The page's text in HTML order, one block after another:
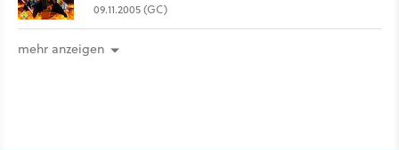
09.11.2005 (GC)
mehr anzeigen